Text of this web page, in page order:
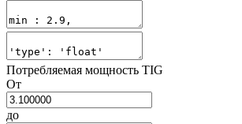
Потребляемая мощность TIG
От
до